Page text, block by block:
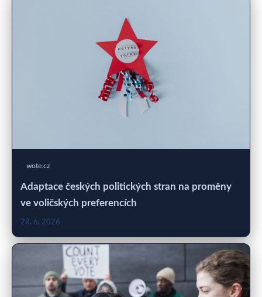
wote.cz
Adaptace českých politických stran na proměny
ve voličských preferencích
28. 6. 2026